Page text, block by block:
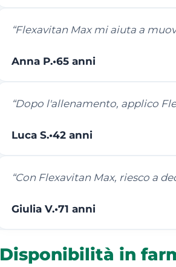
“Flexavitan Max mi aiuta a
Anna P.•65 anni
“Dopo l'allenamento, applico
Luca S.•42 anni
“Con Flexavitan Max, riesco a
Giulia V.•71 anni
Disponibilità in